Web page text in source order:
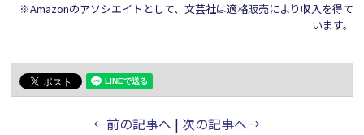
※Amazonのアソシエイトとして、文芸社は適格販売により収入を得て
います。
←前の記事へ | 次の記事へ→